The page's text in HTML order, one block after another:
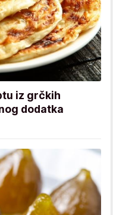
iz grčkih
dodatka